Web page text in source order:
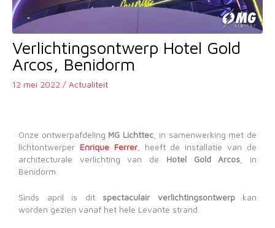
Verlichtingsontwerp Hotel Gold
Arcos, Benidorm
12 mei 2022 / Actualiteit
Onze ontwerpafdeling MG Lichttec, in samenwerking met de
lichtontwerper Enrique Ferrer, heeft de installatie van de
architecturale verlichting van de Hotel Gold Arcos, in
Benidorm.
Sinds april is dit spectaculair verlichtingsontwerpkan
worden gezien vanaf het hele Levante strand.